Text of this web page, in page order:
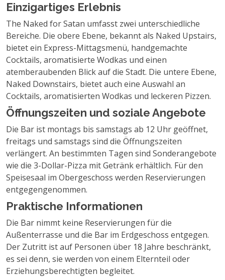
Einzigartiges Erlebnis
The Naked for Satan umfasst zwei unterschiedliche
Bereiche. Die obere Ebene, bekannt als Naked Upstairs,
bietet ein Express-Mittagsmenü, handgemachte
Cocktails, aromatisierte Wodkas und einen
atemberaubenden Blick auf die Stadt. Die untere Ebene,
Naked Downstairs, bietet auch eine Auswahl an
Cocktails, aromatisierten Wodkas und leckeren Pizzen.
Öffnungszeiten und soziale Angebote
Die Bar ist montags bis samstags ab 12 Uhr geöffnet,
freitags und samstags sind die Öffnungszeiten
verlängert. An bestimmten Tagen sind Sonderangebote
wie die 3-Dollar-Pizza mit Getränk erhältlich. Für den
Speisesaal im Obergeschoss werden Reservierungen
entgegengenommen.
Praktische Informationen
Die Bar nimmt keine Reservierungen für die
Außenterrasse und die Bar im Erdgeschoss entgegen.
Der Zutritt ist auf Personen über 18 Jahre beschränkt,
es sei denn, sie werden von einem Elternteil oder
Erziehungsberechtigten begleitet.